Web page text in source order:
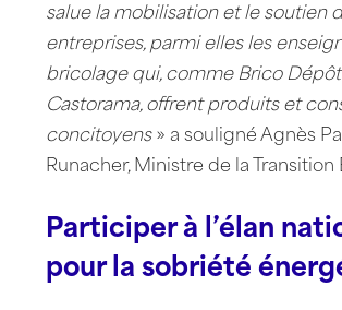
salue la mobilisation et le soutien
entreprises, parmi elles les
bricolage qui, comme Brico
Castorama, offrent produits et
concitoyens» a souligné Agnès
Runacher, Ministre de la
Participer à l’élan
pour la sobriété